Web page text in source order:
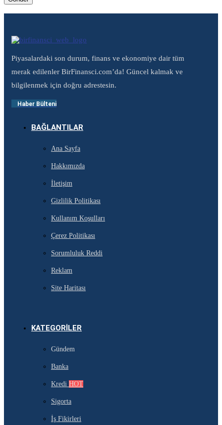
Piyasalardaki son durum, finans ve ekonomiye dair tüm
merak edilenler BirFinansci.com’da! Güncel kalmak ve
bilgilenmek için doğru adrestesin.
Haber Bülteni
BAĞLANTILAR
Ana Sayfa
Hakkımızda
İletişim
Gizlilik Politikası
Kullanım Koşulları
Çerez Politikası
Sorumluluk Reddi
Reklam
Site Haritası
KATEGORILER
Gündem
Banka
Kredi HOT
Sigorta
İş Fikirleri